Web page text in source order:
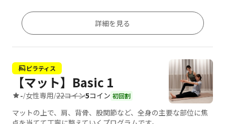
詳細を見る
ピラティス
【マット】Basic 1
-/女性専用/22コイン5コイン 初回割
マットの上で、肩、背骨、股関節など、全身の主要な部位に焦